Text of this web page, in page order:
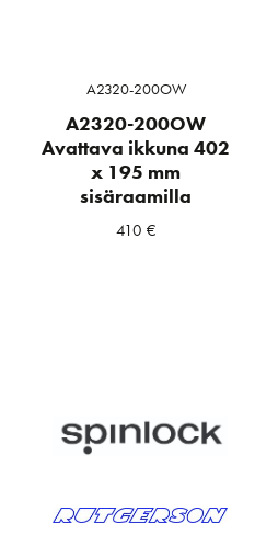
A2320-200OW
A2320-200OW
Avattava ikkuna 402
x 195 mm
sisäraamilla
410 €